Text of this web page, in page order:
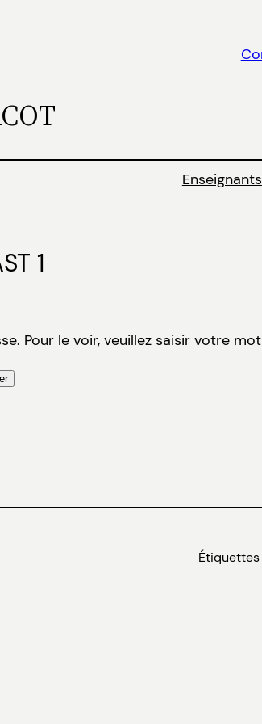
Enseignants
1
Pour le voir, veuillez saisir votre
Étiquettes